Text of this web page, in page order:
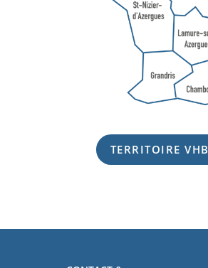
TERRITOIRE VHB